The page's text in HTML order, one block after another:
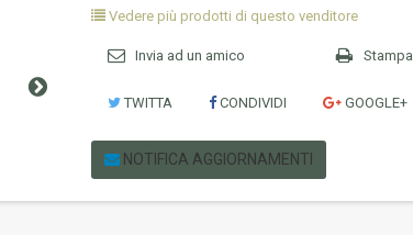
Vedere più prodotti di questo venditore
Invia ad un amico Stampa
TWITTA CONDIVIDI GOOGLE+
NOTIFICA AGGIORNAMENTI